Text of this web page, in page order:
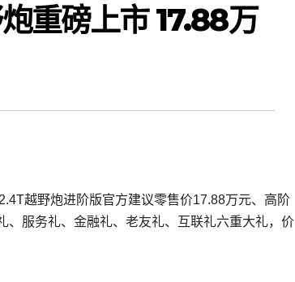
重磅上市 17.88万
越野炮进阶版官方建议零售价17.88万元、高阶
、服务礼、金融礼、老友礼、互联礼六重大礼，价